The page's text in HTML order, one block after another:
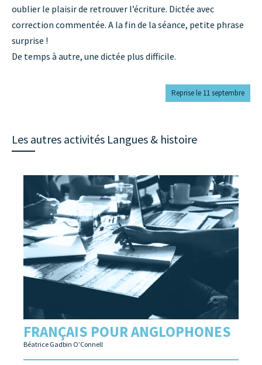
oublier le plaisir de retrouver l’écriture. Dictée avec
correction commentée. A la fin de la séance, petite phrase
surprise !
De temps à autre, une dictée plus difficile.
Reprise le 11 septembre
Les autres activités Langues & histoire
FRANÇAIS POUR ANGLOPHONES
Béatrice Gadbin O’Connell